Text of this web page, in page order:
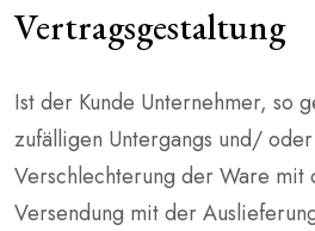
Vertragsgestaltung
Ist der Kunde Unternehmer, so
zufälligen Untergangs und/
Verschlechterung der Ware
Versendung mit der